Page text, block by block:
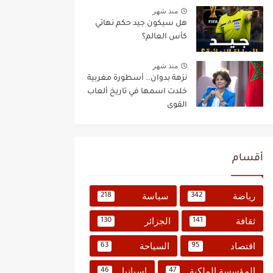
منذ شهر
هل سيكون جيد حكم نهائي
كأس العالم؟
منذ شهر
نزهة بدوان.. أسطورة مغربية
خلدت اسمها في تاريخ ألعاب
القوى
أقسام
رياضة 342 سياسة 218
ثقافة 141 الجزائر 130
اقتصاد 95 السياحة 63
47
46